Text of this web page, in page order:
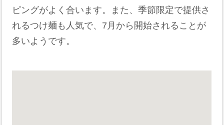
ピングがよく合います。また、季節限定で提供さ
れるつけ麺も人気で、7月から開始されることが
多いようです。